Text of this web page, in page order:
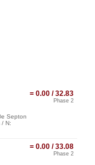
= 0.00 / 32.83
Phase 2
Septon
/ N:
= 0.00 / 33.08
Phase 2